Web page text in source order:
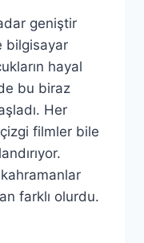
geniştir
bilgisayar
hayal
bu biraz
Her
filmler bile
farklı olurdu.